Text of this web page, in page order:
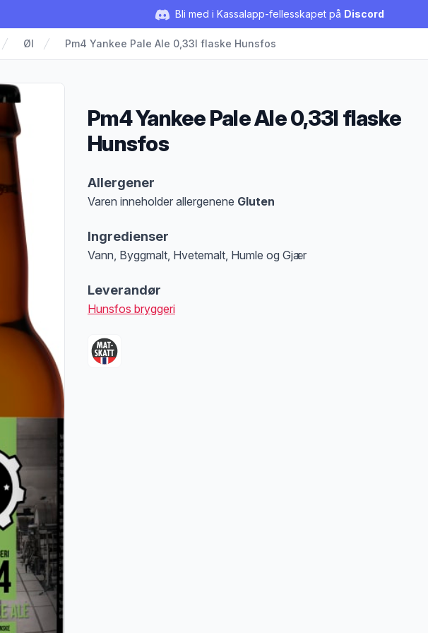
Bli med i Kassalapp-fellesskapet på Discord
Øl Pm4 Yankee Pale Ale 0,33l flaske Hunsfos
Pm4 Yankee Pale Ale 0,33l flaske
Hunsfos
Allergener
Varen inneholder allergenene Gluten
Ingredienser
Vann, Byggmalt, Hvetemalt, Humle og Gjær
Leverandør
Hunsfos bryggeri